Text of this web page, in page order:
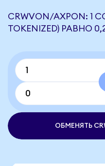
CRWVON/AXPON: 1
TOKENIZED) РАВНО
ОБМЕНЯТЬ